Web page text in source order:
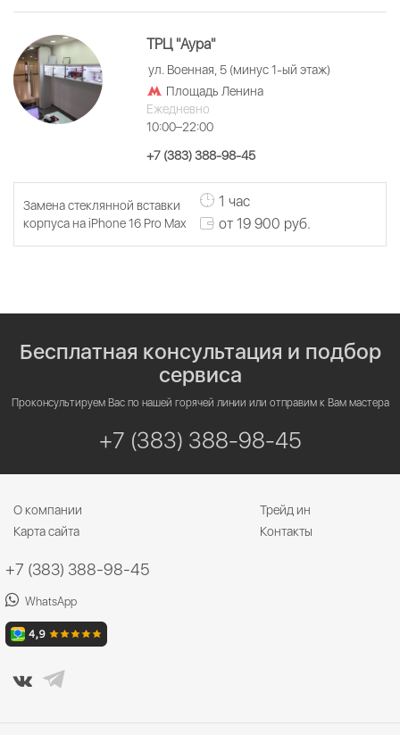
ТРЦ "Аура"
ул. Военная, 5 (минус 1-ый этаж)
Площадь Ленина
Ежедневно
10:00–22:00
+7 (383) 388-98-45
Замена стеклянной вставки
корпуса на iPhone 16 Pro Max
1 час
от 19 900 руб.
Бесплатная консультация и подбор
сервиса
Проконсультируем Вас по нашей горячей линии или отправим к Вам мастера
+7 (383) 388-98-45
О компании
Трейд ин
Карта сайта
Контакты
+7 (383) 388-98-45
WhatsApp